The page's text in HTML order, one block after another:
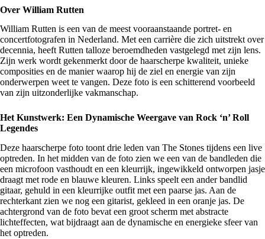
Over William Rutten
William Rutten is een van de meest vooraanstaande portret- en
concertfotografen in Nederland. Met een carrière die zich uitstrekt over
decennia, heeft Rutten talloze beroemdheden vastgelegd met zijn lens.
Zijn werk wordt gekenmerkt door de haarscherpe kwaliteit, unieke
composities en de manier waarop hij de ziel en energie van zijn
onderwerpen weet te vangen. Deze foto is een schitterend voorbeeld
van zijn uitzonderlijke vakmanschap.
Het Kunstwerk: Een Dynamische Weergave van Rock ‘n’ Roll
Legendes
Deze haarscherpe foto toont drie leden van The Stones tijdens een live
optreden. In het midden van de foto zien we een van de bandleden die
een microfoon vasthoudt en een kleurrijk, ingewikkeld ontworpen jasje
draagt met rode en blauwe kleuren. Links speelt een ander bandlid
gitaar, gehuld in een kleurrijke outfit met een paarse jas. Aan de
rechterkant zien we nog een gitarist, gekleed in een oranje jas. De
achtergrond van de foto bevat een groot scherm met abstracte
lichteffecten, wat bijdraagt aan de dynamische en energieke sfeer van
het optreden.